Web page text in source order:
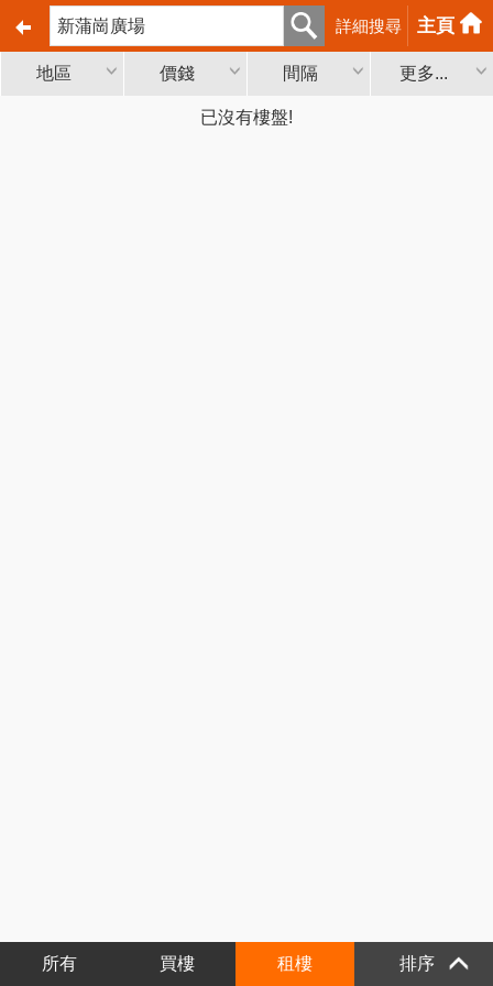
詳細搜尋 主頁
地區 價錢 間隔 更多...
已沒有樓盤!
所有 買樓 租樓 排序